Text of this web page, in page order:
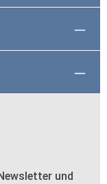
und